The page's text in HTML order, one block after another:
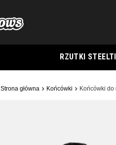
RZUTKI
Strona główna Końcówki Końcówki